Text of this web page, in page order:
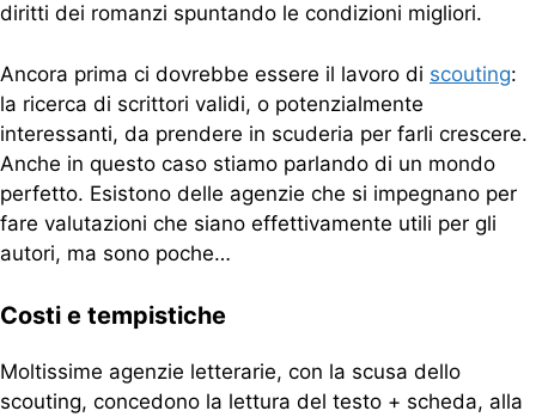
diritti dei romanzi spuntando le condizioni migliori.
Ancora prima ci dovrebbe essere il lavoro di scouting:
la ricerca di scrittori validi, o potenzialmente
interessanti, da prendere in scuderia per farli crescere.
Anche in questo caso stiamo parlando di un mondo
perfetto. Esistono delle agenzie che si impegnano per
fare valutazioni che siano effettivamente utili per gli
autori, ma sono poche…
Costi e tempistiche
Moltissime agenzie letterarie, con la scusa dello
scouting, concedono la lettura del testo + scheda, alla